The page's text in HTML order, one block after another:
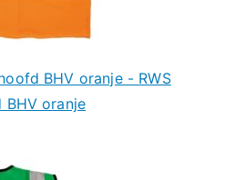
BHV oranje - RWS
oranje